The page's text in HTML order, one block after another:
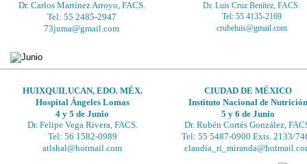
HUIXQUILUCAN, EDO. MÉX.
Hospital Ángeles Lomas
4 y 5 de Junio
Dr. Felipe Vega Rivera, FACS.
Tel: 56 1582-0989
atlshal@hotmail.com
CIUDAD DE MÉXICO
Instituto Nacional de
5 y 6 de Junio
Dr. Rubén Cortés González,
Tel: 55 5487-0900 Exts. 2133/
Dr. Luis Cruz Benítez, FACS.
Tel: 55 4135-2169
crubeluis@gmail.com
Dr. Carlos Martínez Arroyo, FACS.
Tel: 55 2485-2947
73juma@gmail.com